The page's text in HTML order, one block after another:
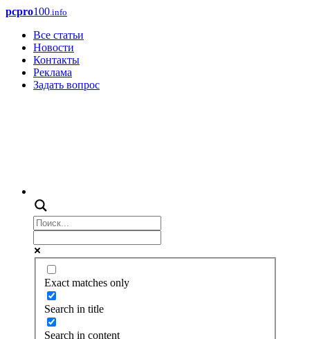
pcpro100.info
Все статьи
Новости
Контакты
Реклама
Задать вопрос
Exact matches only
Search in title
Search in content